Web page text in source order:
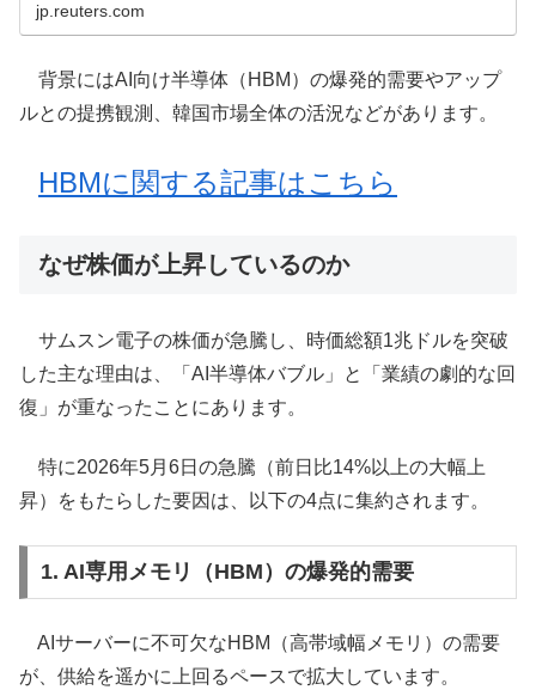
jp.reuters.com
背景にはAI向け半導体（HBM）の爆発的需要やアップ
ルとの提携観測、韓国市場全体の活況などがあります。
HBMに関する記事はこちら
なぜ株価が上昇しているのか
サムスン電子の株価が急騰し、時価総額1兆ドルを突破
した主な理由は、「AI半導体バブル」と「業績の劇的な回
復」が重なったことにあります。
特に2026年5月6日の急騰（前日比14%以上の大幅上
昇）をもたらした要因は、以下の4点に集約されます。
1. AI専用メモリ（HBM）の爆発的需要
AIサーバーに不可欠なHBM（高帯域幅メモリ）の需要
が、供給を遥かに上回るペースで拡大しています。